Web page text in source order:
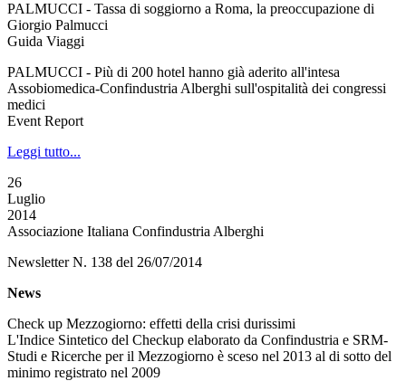
PALMUCCI - Tassa di soggiorno a Roma, la preoccupazione di
Giorgio Palmucci
Guida Viaggi
PALMUCCI - Più di 200 hotel hanno già aderito all'intesa
Assobiomedica-Confindustria Alberghi sull'ospitalità dei congressi
medici
Event Report
Leggi tutto...
26
Luglio
2014
Associazione Italiana Confindustria Alberghi
Newsletter N. 138 del 26/07/2014
News
Check up Mezzogiorno: effetti della crisi durissimi
L'Indice Sintetico del Checkup elaborato da Confindustria e SRM-
Studi e Ricerche per il Mezzogiorno è sceso nel 2013 al di sotto del
minimo registrato nel 2009